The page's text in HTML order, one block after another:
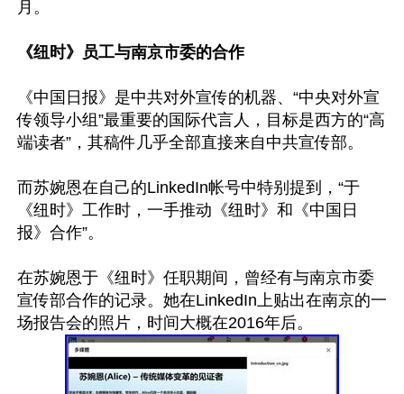
月。
《纽时》员工与南京市委的合作
《中国日报》是中共对外宣传的机器、“中央对外宣
传领导小组”最重要的国际代言人，目标是西方的“高
端读者”，其稿件几乎全部直接来自中共宣传部。
而苏婉恩在自己的LinkedIn帐号中特别提到，“于
《纽时》工作时，一手推动《纽时》和《中国日
报》合作”。
在苏婉恩于《纽时》任职期间，曾经有与南京市委
宣传部合作的记录。她在LinkedIn上贴出在南京的一